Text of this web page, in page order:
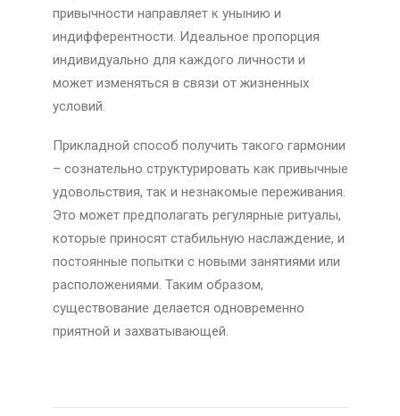
привычности направляет к унынию и
индифферентности. Идеальное пропорция
индивидуально для каждого личности и
может изменяться в связи от жизненных
условий.
Прикладной способ получить такого гармонии
– сознательно структурировать как привычные
удовольствия, так и незнакомые переживания.
Это может предполагать регулярные ритуалы,
которые приносят стабильную наслаждение, и
постоянные попытки с новыми занятиями или
расположениями. Таким образом,
существование делается одновременно
приятной и захватывающей.